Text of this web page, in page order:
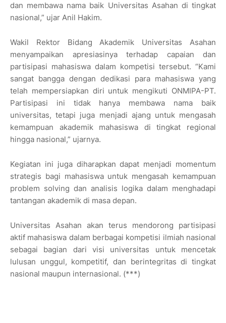
dan membawa nama baik Universitas Asahan di tingkat
nasional,” ujar Anil Hakim.
Wakil Rektor Bidang Akademik Universitas Asahan
menyampaikan apresiasinya terhadap capaian dan
partisipasi mahasiswa dalam kompetisi tersebut. “Kami
sangat bangga dengan dedikasi para mahasiswa yang
telah mempersiapkan diri untuk mengikuti ONMIPA-PT.
Partisipasi ini tidak hanya membawa nama baik
universitas, tetapi juga menjadi ajang untuk mengasah
kemampuan akademik mahasiswa di tingkat regional
hingga nasional,” ujarnya.
Kegiatan ini juga diharapkan dapat menjadi momentum
strategis bagi mahasiswa untuk mengasah kemampuan
problem solving dan analisis logika dalam menghadapi
tantangan akademik di masa depan.
Universitas Asahan akan terus mendorong partisipasi
aktif mahasiswa dalam berbagai kompetisi ilmiah nasional
sebagai bagian dari visi universitas untuk mencetak
lulusan unggul, kompetitif, dan berintegritas di tingkat
nasional maupun internasional. (***)